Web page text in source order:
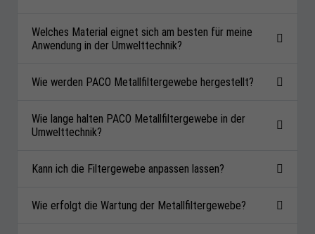
Welches Material eignet sich am besten für meine
Anwendung in der Umwelttechnik?
Wie werden PACO Metallfiltergewebe hergestellt?
Wie lange halten PACO Metallfiltergewebe in der
Umwelttechnik?
Kann ich die Filtergewebe anpassen lassen?
Wie erfolgt die Wartung der Metallfiltergewebe?